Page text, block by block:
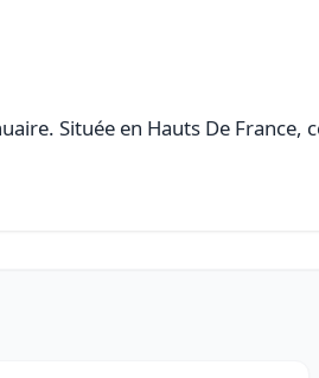
Située en Hauts De